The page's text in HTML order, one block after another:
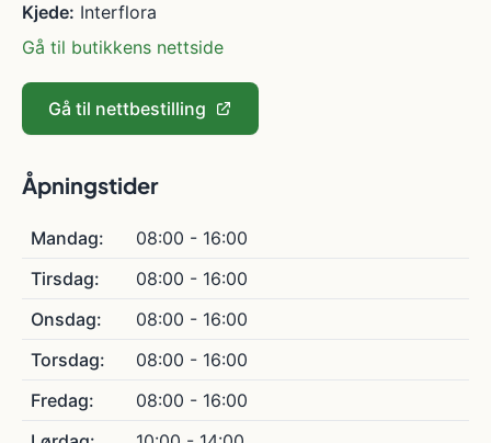
Kjede: Interflora
Gå til butikkens nettside
Gå til nettbestilling
Åpningstider
Mandag:
08:00 - 16:00
Tirsdag:
08:00 - 16:00
Onsdag:
08:00 - 16:00
Torsdag:
08:00 - 16:00
Fredag:
08:00 - 16:00